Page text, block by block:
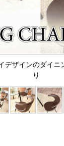
デザインのダイニ
り